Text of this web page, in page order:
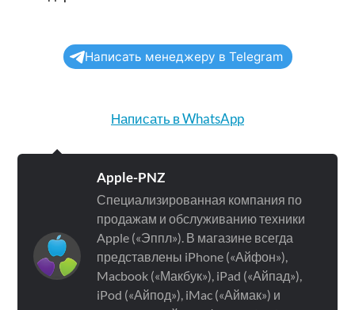
Написать менеджеру в Telegram
Написать в WhatsApp
Apple-PNZ
Специализированная компания по
продажам и обслуживанию техники
Apple («Эппл»). В магазине всегда
представлены iPhone («Айфон»),
Macbook («Макбук»), iPad («Айпад»),
iPod («Айпод»), iMac («Аймак») и